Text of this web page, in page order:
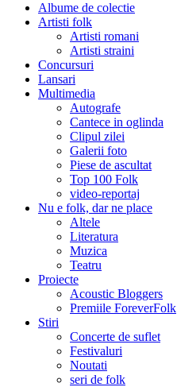
Albume de colectie
Artisti folk
Artisti romani
Artisti straini
Concursuri
Lansari
Multimedia
Autografe
Cantece in oglinda
Clipul zilei
Galerii foto
Piese de ascultat
Top 100 Folk
video-reportaj
Nu e folk, dar ne place
Altele
Literatura
Muzica
Teatru
Proiecte
Acoustic Bloggers
Premiile ForeverFolk
Stiri
Concerte de suflet
Festivaluri
Noutati
seri de folk